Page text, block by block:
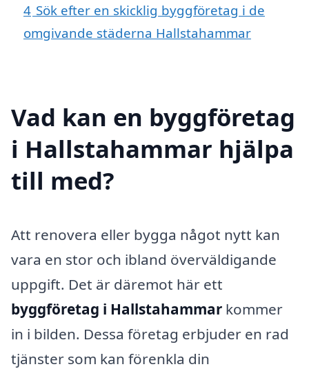
4 Sök efter en skicklig byggföretag i de
omgivande städerna Hallstahammar
Vad kan en byggföretag
i Hallstahammar hjälpa
till med?
Att renovera eller bygga något nytt kan
vara en stor och ibland överväldigande
uppgift. Det är däremot här ett
byggföretag i Hallstahammar kommer
in i bilden. Dessa företag erbjuder en rad
tjänster som kan förenkla din